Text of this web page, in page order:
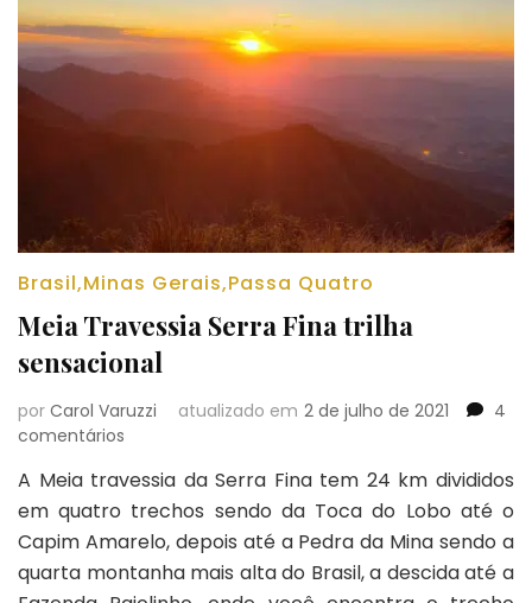
Brasil,Minas Gerais,Passa Quatro
Meia Travessia Serra Fina trilha
sensacional
por Carol Varuzzi atualizado em 2 de julho de 2021
4
comentários
Travessia
Serra
Fina
sensacional
A Meia travessia da Serra Fina tem 24 km divididos
em quatro trechos sendo da Toca do Lobo até o
Capim Amarelo, depois até a Pedra da Mina sendo a
quarta montanha mais alta do Brasil, a descida até a